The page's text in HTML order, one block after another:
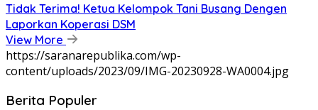
Tidak Terima! Ketua Kelompok Tani Busang Dengen
Laporkan Koperasi DSM
View More
https://saranarepublika.com/wp-
content/uploads/2023/09/IMG-20230928-WA0004.jpg
Berita Populer